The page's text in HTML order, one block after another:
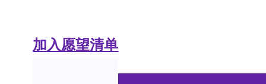
加入愿望清单